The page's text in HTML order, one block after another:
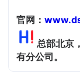
官网：
总部北京
有分公司。